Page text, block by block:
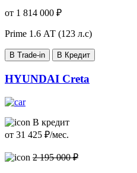
от 1 814 000 ₽
Prime 1.6 АТ (123 л.с)
В Trade-in В Кредит
HYUNDAI Creta
В кредит
от 31 425 ₽/мес.
2 195 000 ₽